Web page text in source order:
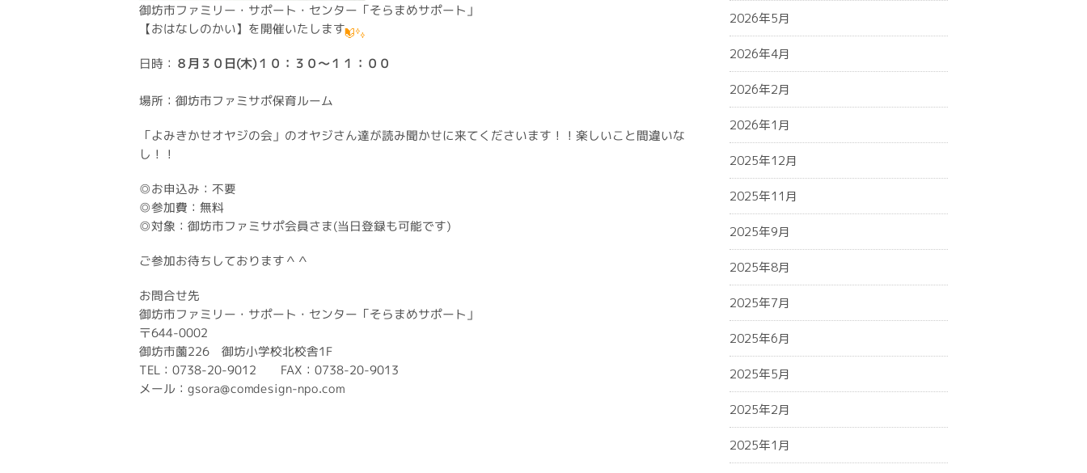
御坊市ファミリー・サポート・センター「そらまめサポート」
【おはなしのかい】を開催いたします
日時： ８月３０日(木)１０：３０～１１：００
場所：御坊市ファミサポ保育ルーム
「よみきかせオヤジの会」のオヤジさん達が読み聞かせに来てくださいます！！楽しいこと間違いな
し！！
◎お申込み：不要
◎参加費：無料
◎対象：御坊市ファミサポ会員さま(当日登録も可能です)
ご参加お待ちしております＾＾
お問合せ先
御坊市ファミリー・サポート・センター「そらまめサポート」
〒644-0002
御坊市薗226 御坊小学校北校舎1F
TEL：0738-20-9012 FAX：0738-20-9013
メール：gsora@comdesign-npo.com
2026年5月
2026年4月
2026年2月
2026年1月
2025年12月
2025年11月
2025年9月
2025年8月
2025年7月
2025年6月
2025年5月
2025年2月
2025年1月